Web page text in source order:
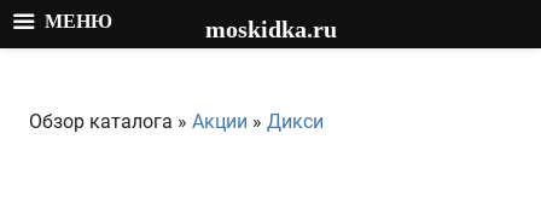
содержимому
Обзор каталога » Акции » Дикси
МЕНЮ moskidka.ru